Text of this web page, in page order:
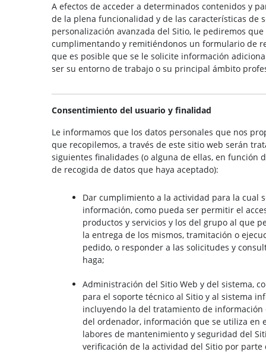
A efectos de acceder a determinados contenidos y
de la plena funcionalidad y de las características de
personalización avanzada del Sitio, le pediremos
cumplimentando y remitiéndonos un formulario de
que es posible que se le solicite información
ser su entorno de trabajo o su principal ámbito
Consentimiento del usuario y finalidad
Le informamos que los datos personales que nos
que recopilemos, a través de este sitio web serán
siguientes finalidades (o alguna de ellas, en función
de recogida de datos que haya aceptado):
Dar cumplimiento a la actividad para la cual
información, como pueda ser permitir el
productos y servicios y los del grupo al que
la entrega de los mismos, tramitación o
pedido, o responder a las solicitudes y
haga;
Administración del Sitio Web y del sistema,
para el soporte técnico al Sitio y al sistema
incluyendo la del tratamiento de información
del ordenador, información que se utiliza en
labores de mantenimiento y seguridad del
verificación de la actividad del Sitio por parte